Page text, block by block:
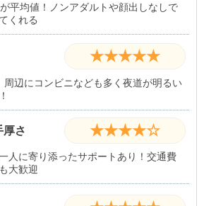
平均値！ノンアダルトや顔出しなしで
くれる
★★★★★
周辺にコンビニなども多く夜道が明るい
厚さ ★★★★☆
人に寄り添ったサポートあり！交通費
大歓迎